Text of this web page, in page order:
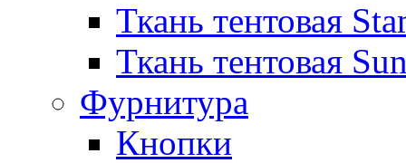
Ткань тентовая
Ткань тентовая
Фурнитура
Кнопки